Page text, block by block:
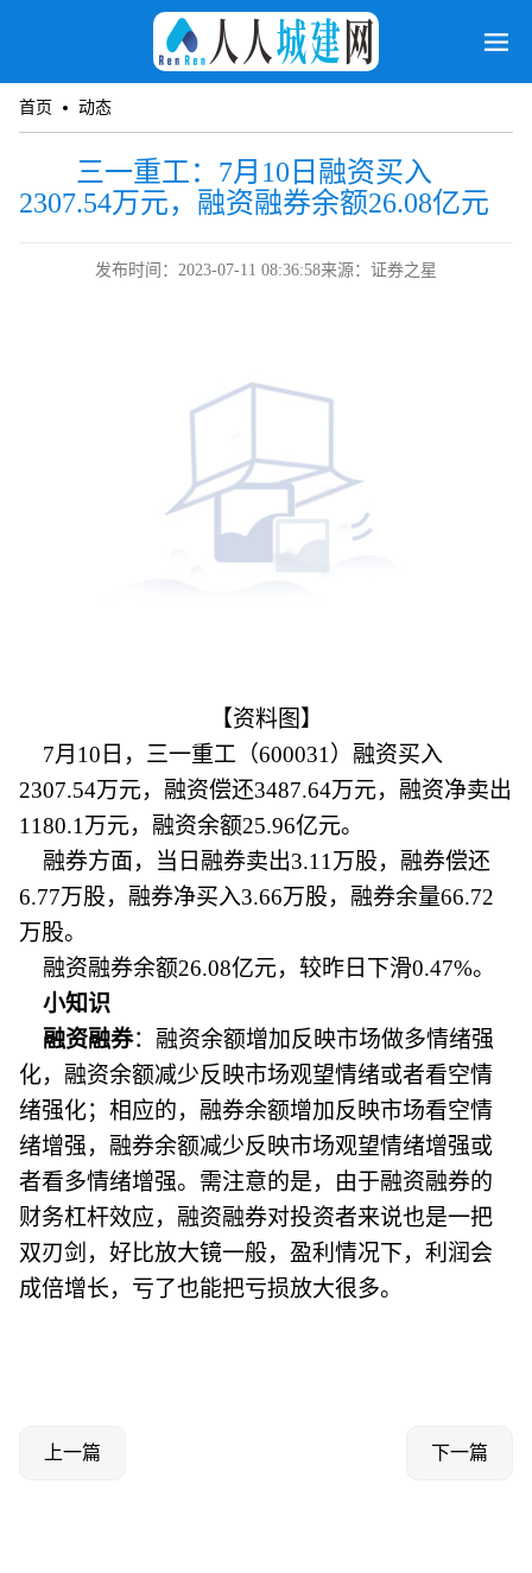
首页 动态
三一重工：7月10日融资买入
2307.54万元，融资融券余额26.08亿元
发布时间：2023-07-11 08:36:58来源：证券之星
【资料图】
7月10日，三一重工（600031）融资买入
2307.54万元，融资偿还3487.64万元，融资净卖出
1180.1万元，融资余额25.96亿元。
融券方面，当日融券卖出3.11万股，融券偿还
6.77万股，融券净买入3.66万股，融券余量66.72
万股。
融资融券余额26.08亿元，较昨日下滑0.47%。
小知识
融资融券：融资余额增加反映市场做多情绪强
化，融资余额减少反映市场观望情绪或者看空情
绪强化；相应的，融券余额增加反映市场看空情
绪增强，融券余额减少反映市场观望情绪增强或
者看多情绪增强。需注意的是，由于融资融券的
财务杠杆效应，融资融券对投资者来说也是一把
双刃剑，好比放大镜一般，盈利情况下，利润会
成倍增长，亏了也能把亏损放大很多。
上一篇 下一篇